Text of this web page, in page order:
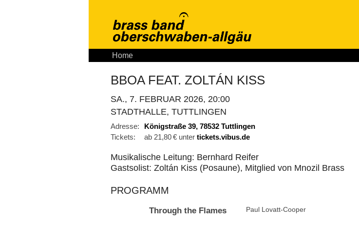
Home
BBOA FEAT. ZOLTÁN KISS
SA., 7. FEBRUAR 2026, 20:00
STADTHALLE, TUTTLINGEN
Adresse:
Königstraße 39, 78532 Tuttlingen
Tickets:
ab 21,80 € unter tickets.vibus.de
Musikalische Leitung: Bernhard Reifer
Gastsolist: Zoltán Kiss (Posaune), Mitglied von Mnozil Brass
PROGRAMM
Through the Flames Paul Lovatt-Cooper